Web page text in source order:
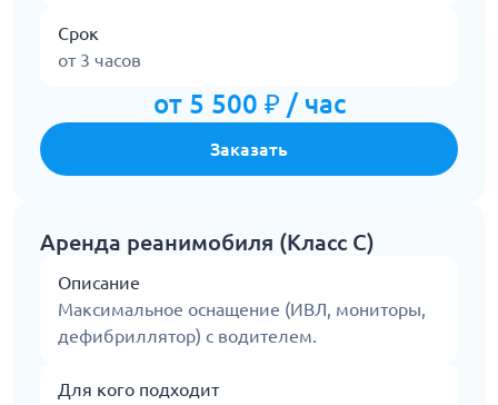
Срок
от 3 часов
от 5 500 ₽ / час
Заказать
Аренда реанимобиля (Класс С)
Описание
Максимальное оснащение (ИВЛ, мониторы,
дефибриллятор) с водителем.
Для кого подходит